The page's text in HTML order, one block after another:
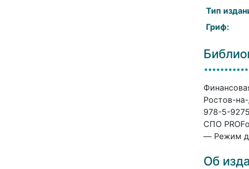
Тип
Гриф:
Ростов-
978-5-
СПО
— Режим
Об